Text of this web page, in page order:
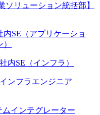
リューション統括部】
内SE（アプリケーショ
）
社内SE（インフラ）
インフラエンジニア
ムインテグレーター